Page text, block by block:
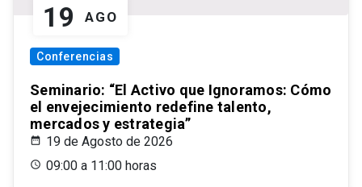
19 AGO
Conferencias
Seminario: “El Activo que Ignoramos: Cómo
el envejecimiento redefine talento,
mercados y estrategia”
19 de Agosto de 2026
09:00 a 11:00 horas